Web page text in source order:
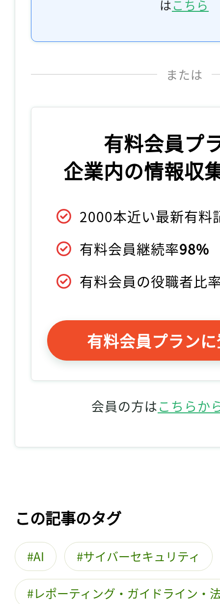
はこちら
または
有料会員プ
企業内の情報収
2000本近い最新有料
有料会員継続率98%
有料会員の役職者比
有料会員プラン
会員の方はこちらか
この記事のタグ
AI サイバーセキュリティ
レポーティング・ガイドライン・